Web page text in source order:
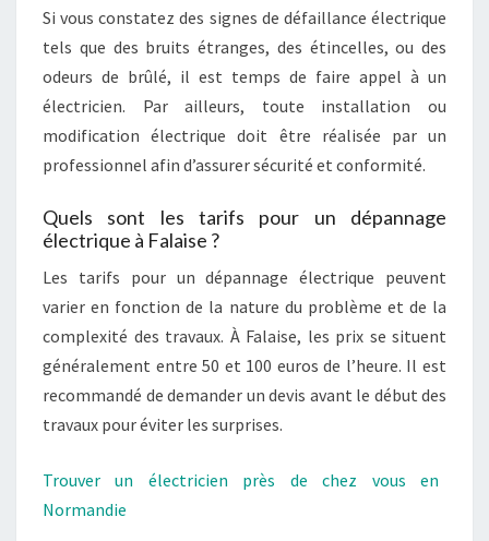
Si vous constatez des signes de défaillance électrique
tels que des bruits étranges, des étincelles, ou des
odeurs de brûlé, il est temps de faire appel à un
électricien. Par ailleurs, toute installation ou
modification électrique doit être réalisée par un
professionnel afin d’assurer sécurité et conformité.
Quels sont les tarifs pour un dépannage
électrique à Falaise ?
Les tarifs pour un dépannage électrique peuvent
varier en fonction de la nature du problème et de la
complexité des travaux. À Falaise, les prix se situent
généralement entre 50 et 100 euros de l’heure. Il est
recommandé de demander un devis avant le début des
travaux pour éviter les surprises.
Trouver un électricien près de chez vous en
Normandie